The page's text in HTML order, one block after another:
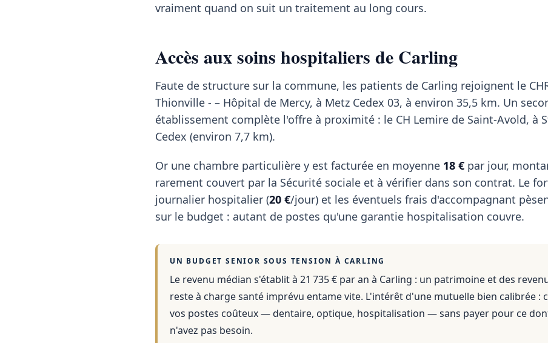
vraiment quand on suit un traitement au long cours.
Accès aux soins hospitaliers de Carling
Faute de structure sur la commune, les patients de Carling rejoignent le
Thionville - – Hôpital de Mercy, à Metz Cedex 03, à environ 35,5 km. Un
établissement complète l'offre à proximité : le CH Lemire de Saint-Avold, à
Cedex (environ 7,7 km).
Or une chambre particulière y est facturée en moyenne 18 € par jour,
rarement couvert par la Sécurité sociale et à vérifier dans son contrat. Le
journalier hospitalier (20 €/jour) et les éventuels frais d'accompagnant
sur le budget : autant de postes qu'une garantie hospitalisation couvre.
UN BUDGET SENIOR SOUS TENSION À CARLING
Le revenu médian s'établit à 21 735 € par an à Carling : un patrimoine et des
reste à charge santé imprévu entame vite. L'intérêt d'une mutuelle bien calibrée :
vos postes coûteux — dentaire, optique, hospitalisation — sans payer pour ce
n'avez pas besoin.